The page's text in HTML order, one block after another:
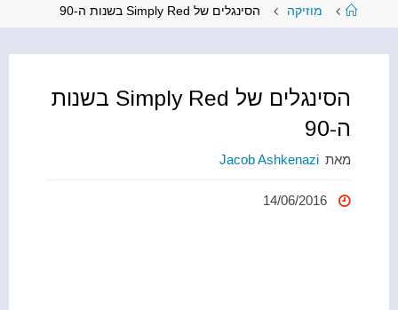
0
עמודמוזיקה הסינגלים של Simply Red בשנות ה-90
הסינגלים של Simply Red בשנות
ה-90
מאת Jacob Ashkenazi
14/06/2016